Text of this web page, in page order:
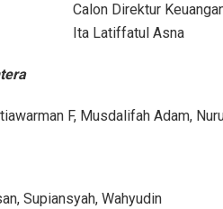
Calon Direktur
Ita Latiffatul Asna
F, Musdalifah Adam,
Supiansyah, Wahyudin